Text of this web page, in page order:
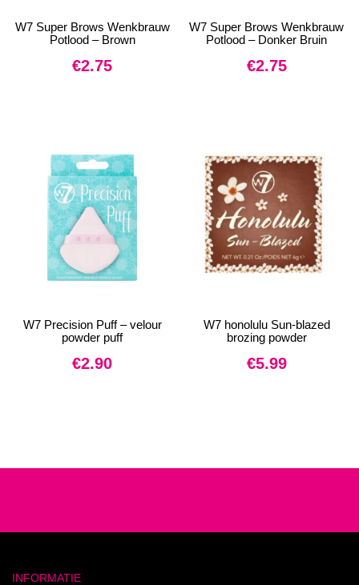
W7 Super Brows Wenkbrauw
Potlood – Brown
€2.75
W7 Super Brows Wenkbrauw
Potlood – Donker Bruin
€2.75
W7 Precision Puff – velour
powder puff
€2.90
W7 honolulu Sun-blazed
brozing powder
€5.99
INFORMATIE